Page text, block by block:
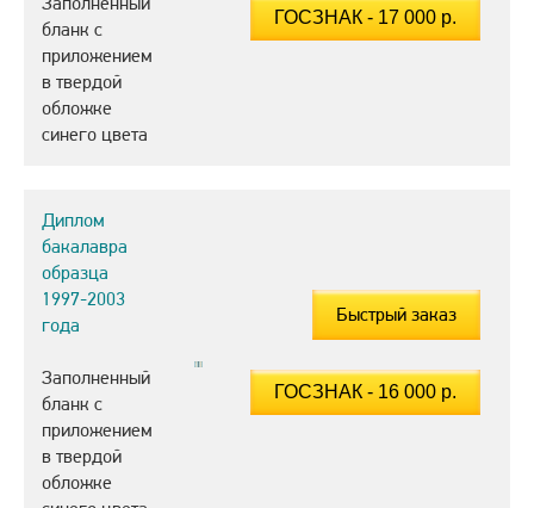
бланк с
приложением
в твердой
обложке
синего цвета
Диплом
бакалавра
образца
1997-2003
года
Заполненный
бланк с
приложением
в твердой
обложке
Быстрый заказ